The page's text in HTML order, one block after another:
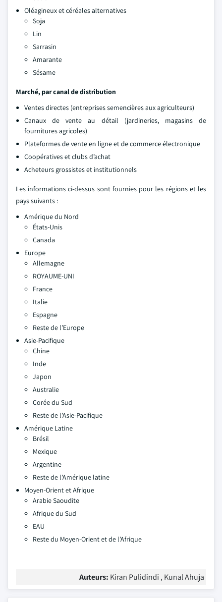
Oléagineux et céréales alternatives
Soja
Lin
Sarrasin
Amarante
Sésame
Marché, par canal de distribution
Ventes directes (entreprises semencières aux agriculteurs)
Canaux de vente au détail (jardineries, magasins de
fournitures agricoles)
Plateformes de vente en ligne et de commerce électronique
Coopératives et clubs d’achat
Acheteurs grossistes et institutionnels
Les informations ci-dessus sont fournies pour les régions et les
pays suivants :
Amérique du Nord
États-Unis
Canada
Europe
Allemagne
ROYAUME-UNI
France
Italie
Espagne
Reste de l’Europe
Asie-Pacifique
Chine
Inde
Japon
Australie
Corée du Sud
Reste de l’Asie-Pacifique
Amérique Latine
Brésil
Mexique
Argentine
Reste de l’Amérique latine
Moyen-Orient et Afrique
Arabie Saoudite
Afrique du Sud
EAU
Reste du Moyen-Orient et de l’Afrique
Auteurs: Kiran Pulidindi , Kunal Ahuja